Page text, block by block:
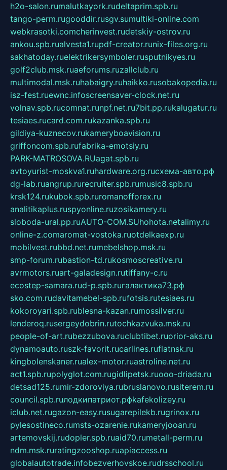
h2o-salon.rumalutkayork.rudeltaprim.spb.ru
tango-perm.rugooddir.rusgv.sumultiki-online.com
webkrasotki.comcherinvest.rudetskiy-ostrov.ru
ankou.spb.rualvesta1.rupdf-creator.runix-files.org.ru
sakhatoday.ruelektrikersymboler.rusputnikyes.ru
golf2club.msk.ruaeforums.ruzallclub.ru
multimodal.msk.ruhabaigry.ruhaikko.rusobakopedia.ru
isz-fest.ruewnc.infoscreensaver-clock.net.ru
volnav.spb.rucomnat.runpf.net.ru7bit.pp.rukalugatur.ru
tesiaes.rucard.com.rukazanka.spb.ru
gildiya-kuznecov.rukameryboavision.ru
griffoncom.spb.rufabrika-emotsiy.ru
PARK-MATROSOVA.RUagat.spb.ru
avtoyurist-moskva1.ruhardware.org.ruсхема-авто.рф
dg-lab.ruangrup.rurecruiter.spb.rumusic8.spb.ru
krsk124.rukubok.spb.ruromanofforex.ru
analitikaplus.ruspyonline.ruzosikamery.ru
sloboda-ural.pp.ruAUTO-COM.SUhohota.netalimy.ru
online-z.comaromat-vostoka.ruotdelkaexp.ru
mobilvest.rubbd.net.rumebelshop.msk.ru
smp-forum.rubastion-td.rukosmoscreative.ru
avrmotors.ruart-galadesign.rutiffany-c.ru
ecostep-samara.rud-p.spb.ruгалактика73.рф
sko.com.rudavitamebel-spb.rufotsis.rutesiaes.ru
kokoroyari.spb.rublesna-kazan.rumossilver.ru
lenderoq.rusergeydobrin.rutochkazvuka.msk.ru
people-of-art.rubezzubova.ruclubtibet.ruorior-aks.ru
dynamoauto.ruszk-favorit.rucarlines.ruflatnsk.ru
kingbolenskaner.rualex-motor.ruastroline.net.ru
act1.spb.rupolyglot.com.rugidlipetsk.ruooo-driada.ru
detsad125.rumir-zdoroviya.rubruslanovo.rusiterem.ru
council.spb.ruлодкипатриот.рфkafekolizey.ru
iclub.net.rugazon-easy.rusugarepilekb.rugrinox.ru
pylesostineco.rumsts-ozarenie.rukameryjooan.ru
artemovskij.rudopler.spb.ruaid70.rumetall-perm.ru
ndm.msk.ruratingzooshop.ruapiaccess.ru
globalautotrade.infobezverhovskoe.rudrsschool.ru